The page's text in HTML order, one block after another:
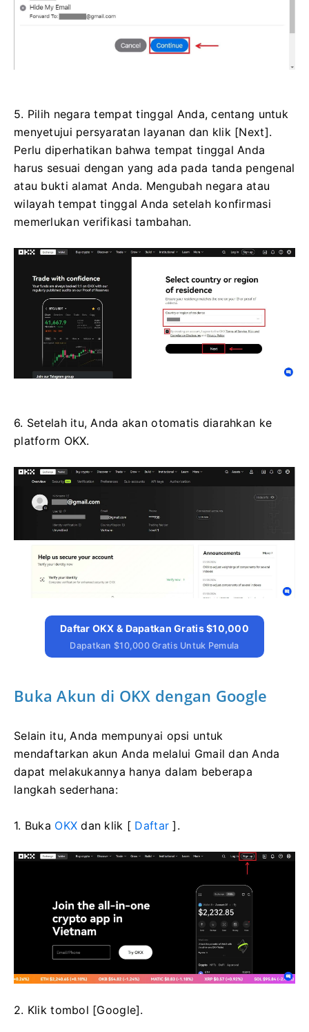
5. Pilih negara tempat tinggal Anda, centang untuk
menyetujui persyaratan layanan dan klik [Next].
Perlu diperhatikan bahwa tempat tinggal Anda
harus sesuai dengan yang ada pada tanda pengenal
atau bukti alamat Anda. Mengubah negara atau
wilayah tempat tinggal Anda setelah konfirmasi
memerlukan verifikasi tambahan.
6. Setelah itu, Anda akan otomatis diarahkan ke
platform OKX.
Daftar OKX & Dapatkan Gratis $10,000
Dapatkan $10,000 Gratis Untuk Pemula
Buka Akun di OKX dengan Google
Selain itu, Anda mempunyai opsi untuk
mendaftarkan akun Anda melalui Gmail dan Anda
dapat melakukannya hanya dalam beberapa
langkah sederhana:
1. Buka OKX dan klik [ Daftar ].
2. Klik tombol [Google].